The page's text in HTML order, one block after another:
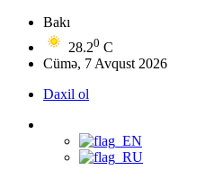
Bakı
28.20 C
Cümə, 7 Avqust 2026
Daxil ol